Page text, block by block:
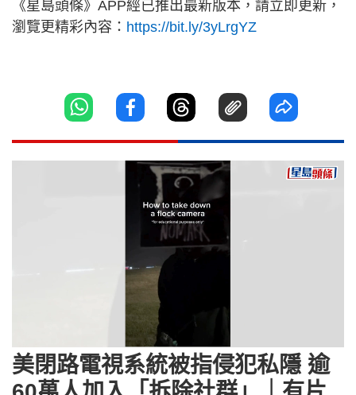
《星島頭條》APP經已推出最新版本，請立即更新，
瀏覽更精彩內容： https://bit.ly/3yLrgYZ
Loaded
100.00%
美閉路電視系統被指侵犯私隱 逾